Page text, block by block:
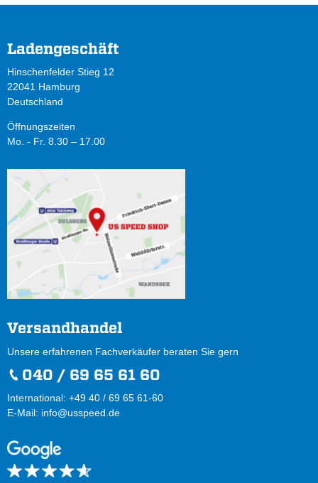
Ladengeschäft
Hinschenfelder Stieg 12
22041 Hamburg
Deutschland
Öffnungszeiten
Mo. - Fr. 8.30 – 17.00
Versandhandel
Unsere erfahrenen Fachverkäufer beraten Sie gern
040 / 69 65 61 60
International: +49 40 / 69 65 61-60
E-Mail: info@usspeed.de